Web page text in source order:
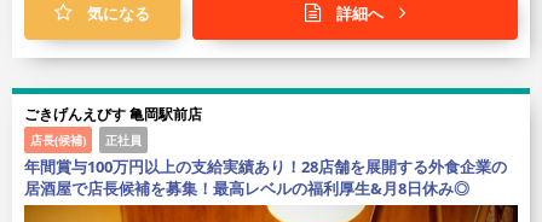
気になる 詳細へ
ごきげんえびす 亀岡駅前店
店長(候補) 正社員
年間賞与100万円以上の支給実績あり！28店舗を展開する外食企業の
居酒屋で店長候補を募集！最高レベルの福利厚生&月8日休み◎